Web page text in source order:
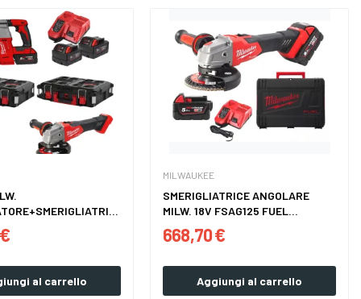
al carrello
MILWAUKEE
SMERIGLIATRICE ANGOLARE
MILW. 18V FSAG125 FUEL...
668,70 €
Aggiungi al carrello